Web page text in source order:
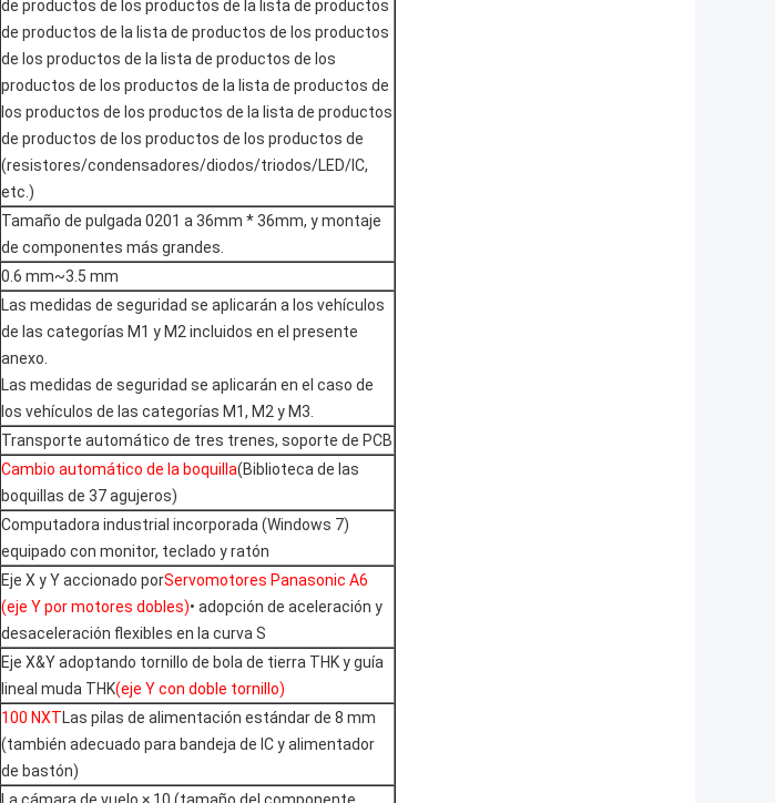
de productos de los productos de la lista de productos
de productos de la lista de productos de los productos
de los productos de la lista de productos de los
productos de los productos de la lista de productos de
los productos de los productos de la lista de productos
de productos de los productos de los productos de
(resistores/condensadores/diodos/triodos/LED/IC,
etc.)
Tamaño de pulgada 0201 a 36mm * 36mm, y montaje
de componentes más grandes.
0.6 mm~3.5 mm
Las medidas de seguridad se aplicarán a los vehículos
de las categorías M1 y M2 incluidos en el presente
anexo.
Las medidas de seguridad se aplicarán en el caso de
los vehículos de las categorías M1, M2 y M3.
Transporte automático de tres trenes, soporte de PCB
Cambio automático de la boquilla(Biblioteca de las
boquillas de 37 agujeros)
Computadora industrial incorporada (Windows 7)
equipado con monitor, teclado y ratón
Eje X y Y accionado porServomotores Panasonic A6
(eje Y por motores dobles)• adopción de aceleración y
desaceleración flexibles en la curva S
Eje X&Y adoptando tornillo de bola de tierra THK y guía
lineal muda THK(eje Y con doble tornillo)
100 NXTLas pilas de alimentación estándar de 8 mm
(también adecuado para bandeja de IC y alimentador
de bastón)